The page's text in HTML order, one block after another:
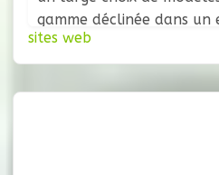
gamme déclinée dans
d’apparence qui donne
selon l’usage) un effet
appréciable
sites web